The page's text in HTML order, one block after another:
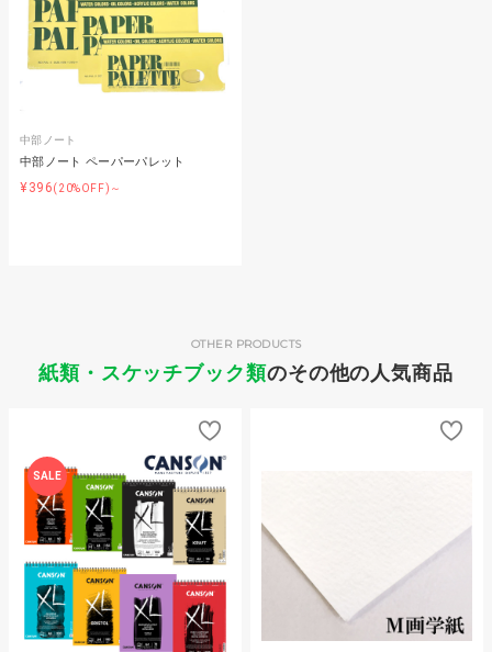
中部ノート
中部ノート ペーパーパレット
¥396(20%OFF)～
紙類・スケッチブック類のその他の人気商品
OTHER PRODUCTS
SALE